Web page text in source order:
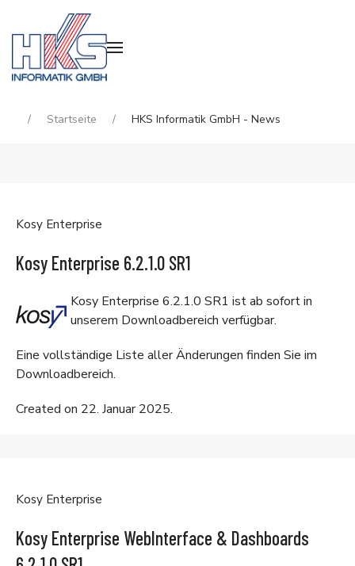
Startseite HKS Informatik GmbH - News
Kosy Enterprise
Kosy Enterprise 6.2.1.0 SR1
Kosy Enterprise 6.2.1.0 SR1 ist ab sofort in
unserem Downloadbereich verfügbar.
Eine vollständige Liste aller Änderungen finden Sie im
Downloadbereich.
Created on 22. Januar 2025.
Kosy Enterprise
Kosy Enterprise WebInterface & Dashboards